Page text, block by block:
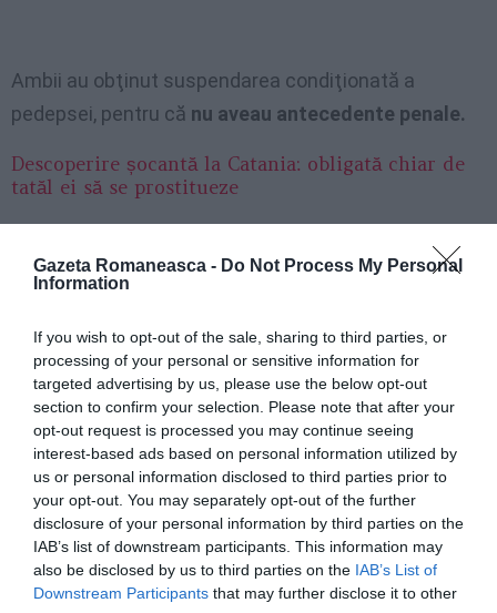
Gazeta Romaneasca - Do Not Process My Personal
Information
If you wish to opt-out of the sale, sharing to third parties, or
processing of your personal or sensitive information for
targeted advertising by us, please use the below opt-out
section to confirm your selection. Please note that after your
opt-out request is processed you may continue seeing
interest-based ads based on personal information utilized by
us or personal information disclosed to third parties prior to
your opt-out. You may separately opt-out of the further
disclosure of your personal information by third parties on the
IAB’s list of downstream participants. This information may
also be disclosed by us to third parties on the IAB’s List of
Downstream Participants that may further disclose it to other
Ambii au obţinut suspendarea condiţionată a
pedepsei, pentru că nu aveau antecedente penale.
Descoperire șocantă la Catania: obligată chiar de
tatăl ei să se prostitueze
Torino, 26 mandate de arestare
See
more
Articolul anterior
Româncă din Florenţa: „Renzi este perceput
ca o persoană care vorbeşte mult, dar îşi
duce proiectele la capăt”
Următorul articol
M-am bucurat că am putut să ajut o
„româncă de-a mea”. Ajutaţi-i pe cei în
dificultate! Nu e greu!
AȚI PUTEA DORI DE